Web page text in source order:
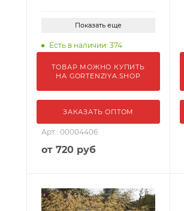
Показать еще
Есть в наличии: 374
ТОВАР МОЖНО КУПИТЬ
НА GORTENZIYA.SHOP
ЗАКАЗАТЬ ОПТОМ
Арт.: 00004406
от 720 руб